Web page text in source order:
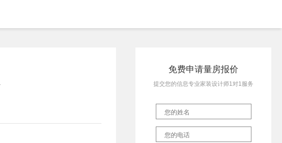
免费申请量房报价
提交您的信息专业家装设计师1对1服务